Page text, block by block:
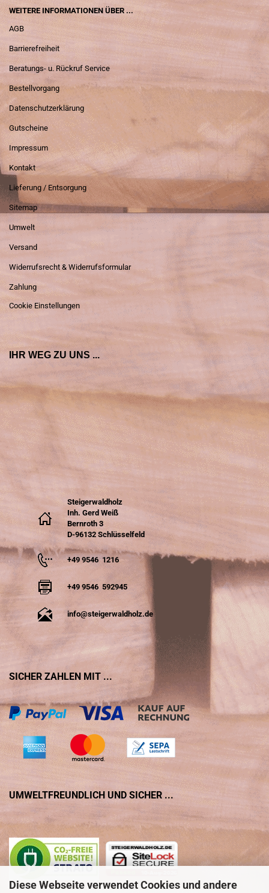
Diese Webseite verwendet Cookies und andere
WEITERE INFORMATIONEN ÜBER ...
AGB
Barrierefreiheit
Beratungs- u. Rückruf Service
Bestellvorgang
Datenschutzerklärung
Gutscheine
Impressum
Kontakt
Lieferung / Entsorgung
Sitemap
Umwelt
Versand
Widerrufsrecht & Widerrufsformular
Zahlung
Cookie Einstellungen
IHR WEG ZU UNS ...
Steigerwaldholz
Inh. Gerd Weiß
Bernroth 3
D-96132 Schlüsselfeld
+49 9546 1216
+49 9546 592945
info@steigerwaldholz.de
SICHER ZAHLEN MIT ...
UMWELTFREUNDLICH UND SICHER ...